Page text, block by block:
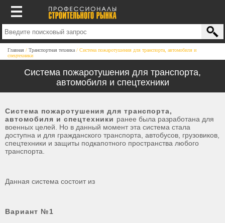
Главная Транспортная техника
Система пожаротушения для транспорта, автомобиля и
спецтехники
Система пожаротушения для транспорта,
автомобиля и спецтехники
Система пожаротушения для транспорта,
автомобиля и спецтехники ранее была разработана для
военных целей. Но в данный момент эта система стала
доступна и для гражданского транспорта, автобусов, грузовиков,
спецтехники и защиты подкапотного пространства любого
транспорта.
Данная система состоит из
Вариант №1